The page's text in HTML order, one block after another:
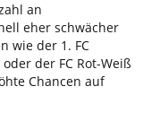
an
eher schwächer
wie der 1. FC
der FC Rot-Weiß
Chancen auf